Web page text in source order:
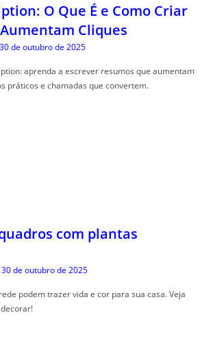
O Que É e Como Criar
Cliques
30 de outubro de 2025
aprenda a escrever resumos que aumentam
práticos e chamadas que convertem.
com plantas
30 de outubro de 2025
podem trazer vida e cor para sua casa. Veja